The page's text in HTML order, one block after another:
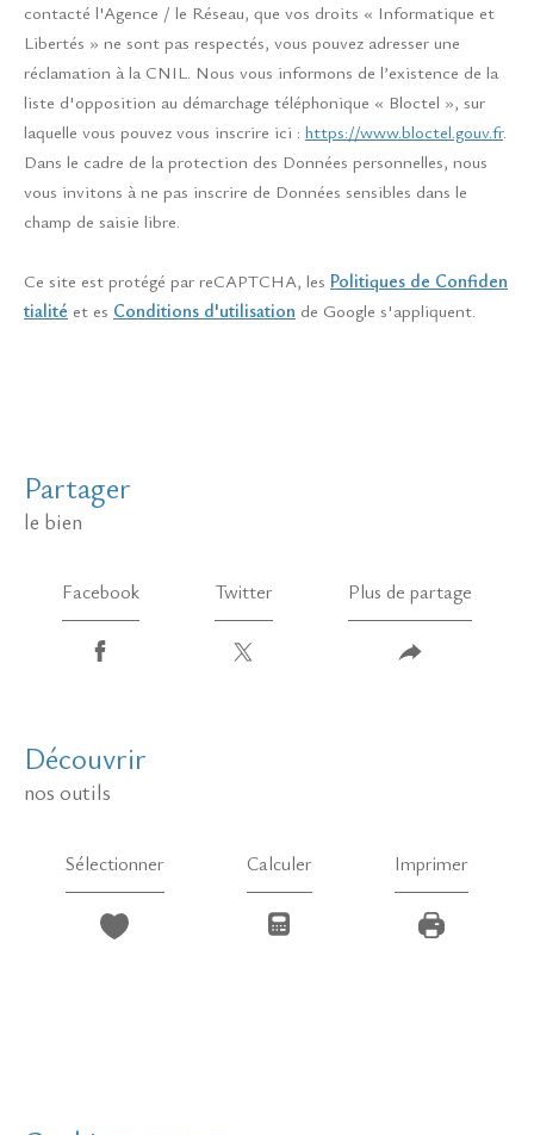
contacté l'Agence / le Réseau, que vos droits « Informatique et
Libertés » ne sont pas respectés, vous pouvez adresser une
réclamation à la CNIL. Nous vous informons de l’existence de la
liste d'opposition au démarchage téléphonique « Bloctel », sur
laquelle vous pouvez vous inscrire ici : https://www.bloctel.gouv.fr.
Dans le cadre de la protection des Données personnelles, nous
vous invitons à ne pas inscrire de Données sensibles dans le
champ de saisie libre.
Ce site est protégé par reCAPTCHA, les Politiques de Confiden
tialité et es Conditions d'utilisation de Google s'appliquent.
partager
le bien
Facebook Twitter Plus de partage
découvrir
nos outils
Sélectionner Calculer Imprimer